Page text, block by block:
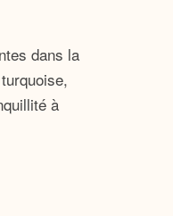
dans la
à